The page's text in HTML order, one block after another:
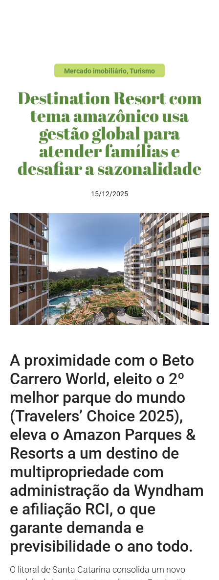
Mercado imobiliário,Turismo
Destination Resort com
tema amazônico usa
gestão global para
atender famílias e
desafiar a sazonalidade
15/12/2025
A proximidade com o Beto
Carrero World, eleito o 2º
melhor parque do mundo
(Travelers’ Choice 2025),
eleva o Amazon Parques &
Resorts a um destino de
multipropriedade com
administração da Wyndham
e afiliação RCI, o que
garante demanda e
previsibilidade o ano todo.
O litoral de Santa Catarina consolida um novo